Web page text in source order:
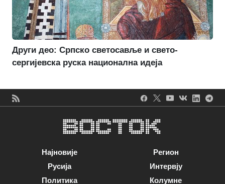
Други део: Српско светосавље и свето-
сергијевска руска национална идеја
Најновије
Русија
Политика
Регион
Интервју
Колумне